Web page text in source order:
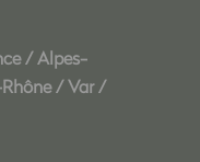
/Alpes-
/Var/